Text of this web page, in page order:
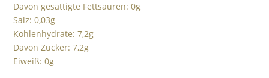
Davon gesättigte Fettsäuren: 0g
Salz: 0,03g
Kohlenhydrate: 7,2g
Davon Zucker: 7,2g
Eiweiß: 0g